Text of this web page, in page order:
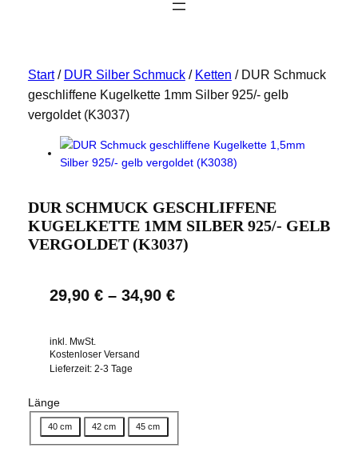
Start/ DUR Silber Schmuck/ Ketten / DUR Schmuck
geschliffene Kugelkette 1mm Silber 925/- gelb
vergoldet (K3037)
DUR SCHMUCK GESCHLIFFENE
KUGELKETTE 1MM SILBER 925/- GELB
VERGOLDET (K3037)
29,90 €– 34,90 €
inkl. MwSt.
Kostenloser Versand
Lieferzeit: 2-3 Tage
Länge
40 cm 42 cm 45 cm